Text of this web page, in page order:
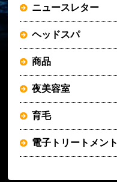
ニュースレター
ヘッドスパ
商品
夜美容室
育毛
電子トリートメント